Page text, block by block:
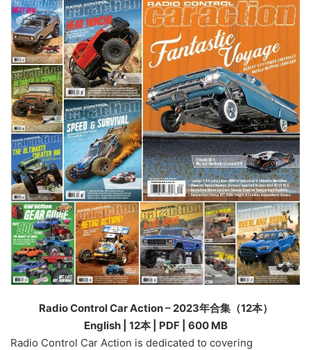
Radio Control Car Action – 2023年合集（12本）
English | 12本 | PDF | 600 MB
Radio Control Car Action is dedicated to covering